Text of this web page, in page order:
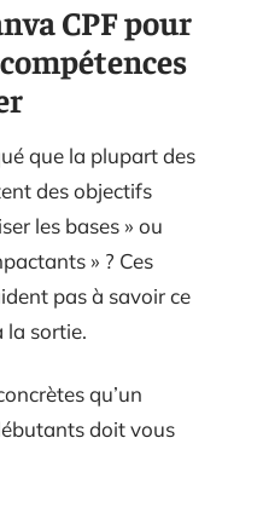
CPF pour
que la plupart des
des objectifs
les bases » ou
» ? Ces
pas à savoir ce
la sortie.
qu’un
doit vous